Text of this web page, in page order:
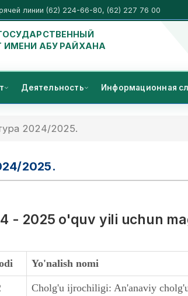
линии (62) 224-66-80, (62) 227 76 00
ИМЕНИ АБУ РАЙХАНА
Деятельность Информационная
2024/2025.
2025.
- 2025 o'quv yili uchun
Yo'nalish nomi
Cholg'u ijrochiligi: An'anaviy